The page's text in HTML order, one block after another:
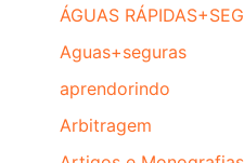
ÁGUAS
Aguas+seguras
aprendorindo
Arbitragem